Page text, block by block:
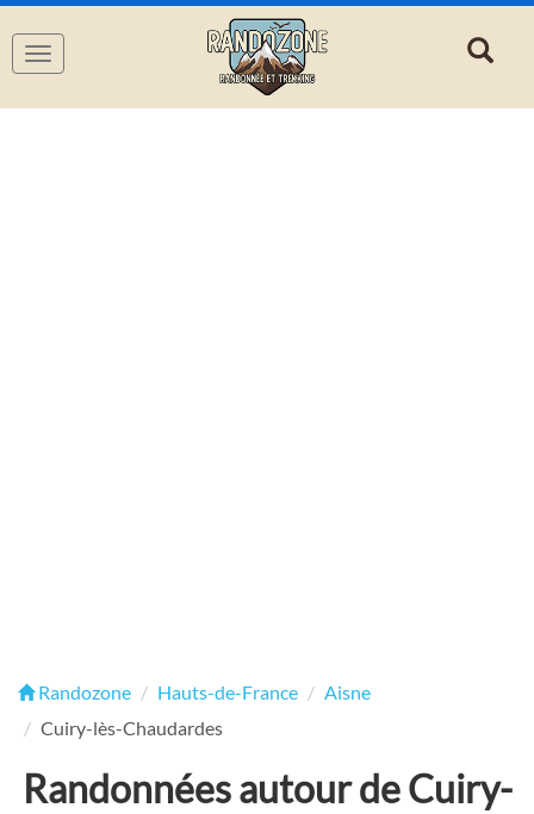
Navigation
Randozone Hauts-de-France
Aisne
Cuiry-lès-Chaudardes
Randonnées autour de Cuiry-